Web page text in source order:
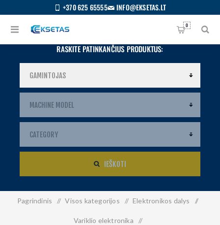
+370 625 65555 INFO@EKSETAS.LT
0
RASKITE PATINKANČIUS PRODUKTUS:
IEŠKOTI
Pagrindinis / Visos kategorijos / Elektronikos dalys /
Variklio elektronika /